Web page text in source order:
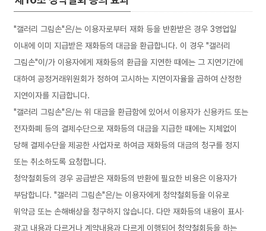
"갤러리 그림손"은/는 이용자로부터 재화 등을 반환받은 경우 3영업일
이내에 이미 지급받은 재화등의 대금을 환급합니다. 이 경우 "갤러리
그림손"이/가 이용자에게 재화등의 환급을 지연한 때에는 그 지연기간에
대하여 공정거래위원회가 정하여 고시하는 지연이자율을 곱하여 산정한
지연이자를 지급합니다.
"갤러리 그림손"은/는 위 대금을 환급함에 있어서 이용자가 신용카드 또는
전자화폐 등의 결제수단으로 재화등의 대금을 지급한 때에는 지체없이
당해 결제수단을 제공한 사업자로 하여금 재화등의 대금의 청구를 정지
또는 취소하도록 요청합니다.
청약철회등의 경우 공급받은 재화등의 반환에 필요한 비용은 이용자가
부담합니다. "갤러리 그림손"은/는 이용자에게 청약철회등을 이유로
위약금 또는 손해배상을 청구하지 않습니다. 다만 재화등의 내용이 표시·
광고 내용과 다르거나 계약내용과 다르게 이행되어 청약철회등을 하는